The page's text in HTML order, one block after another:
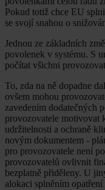
Pokud totiž chce EU
se svojí snahou o
Jednou ze základních
povolenek v systému. S
počítat všichni
To, zda na ně dopadne
ovšem mohou
zavedením dodatečných
provozovatele motivovat
udržitelnosti a ochraně
novým dokumentem -
pro provozovatele není
provozovatelů ovlivnit
bezplatně přiděleny. U
alokaci splněním